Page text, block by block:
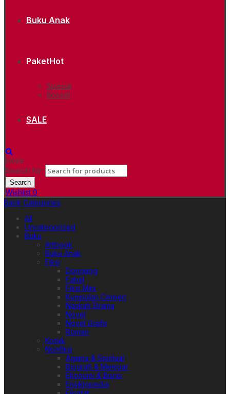
Buku Anak
PaketHot
Spesial
Boxset
SALE
close
Search for:
Search
Wishlist 0
Back Categories
All
Uncategorized
Buku
Artbook
Buku Anak
Fiksi
Dongeng
Fabel
Fiksi Mini
Kumpulan Cerpen
Naskah Drama
Novel
Novel Grafis
Roman
Komik
Nonfiksi
Agama & Spiritual
Biografi & Memoar
Ekonomi & Bisnis
Ensiklopedia